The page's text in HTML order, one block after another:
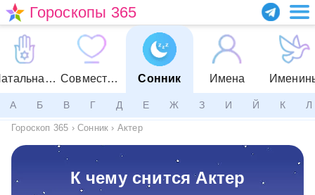
Гороскопы 365
Натальная карта Совместимость Сонник Имена
А Б В Г Д Е Ж З И Й К Л
Гороскоп 365 › Сонник › Актер
К чему снится Актер